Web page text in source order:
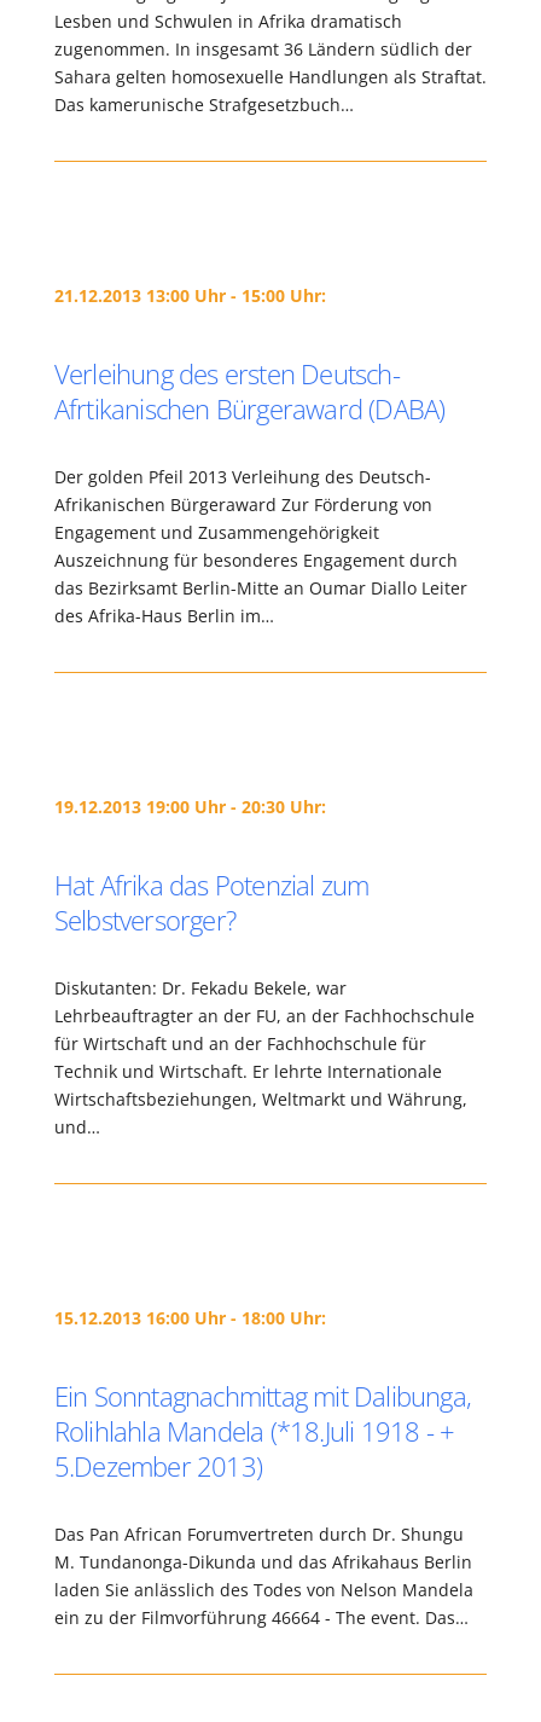
Lesben und Schwulen in Afrika dramatisch
zugenommen. In insgesamt 36 Ländern südlich der
Sahara gelten homosexuelle Handlungen als Straftat.
Das kamerunische Strafgesetzbuch…
21.12.2013 13:00 Uhr - 15:00 Uhr:
Verleihung des ersten Deutsch-
Afrtikanischen Bürgeraward (DABA)
Der golden Pfeil 2013 Verleihung des Deutsch-
Afrikanischen Bürgeraward Zur Förderung von
Engagement und Zusammengehörigkeit
Auszeichnung für besonderes Engagement durch
das Bezirksamt Berlin-Mitte an Oumar Diallo Leiter
des Afrika-Haus Berlin im…
19.12.2013 19:00 Uhr - 20:30 Uhr:
Hat Afrika das Potenzial zum
Selbstversorger?
Diskutanten: Dr. Fekadu Bekele, war
Lehrbeauftragter an der FU, an der Fachhochschule
für Wirtschaft und an der Fachhochschule für
Technik und Wirtschaft. Er lehrte Internationale
Wirtschaftsbeziehungen, Weltmarkt und Währung,
und…
15.12.2013 16:00 Uhr - 18:00 Uhr:
Ein Sonntagnachmittag mit Dalibunga,
Rolihlahla Mandela (*18.Juli 1918 - +
5.Dezember 2013)
Das Pan African Forumvertreten durch Dr. Shungu
M. Tundanonga-Dikunda und das Afrikahaus Berlin
laden Sie anlässlich des Todes von Nelson Mandela
ein zu der Filmvorführung 46664 - The event. Das…